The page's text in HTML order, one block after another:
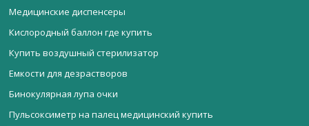
Медицинские диспенсеры
Кислородный баллон где купить
Купить воздушный стерилизатор
Емкости для дезрастворов
Бинокулярная лупа очки
Пульсоксиметр на палец медицинский купить